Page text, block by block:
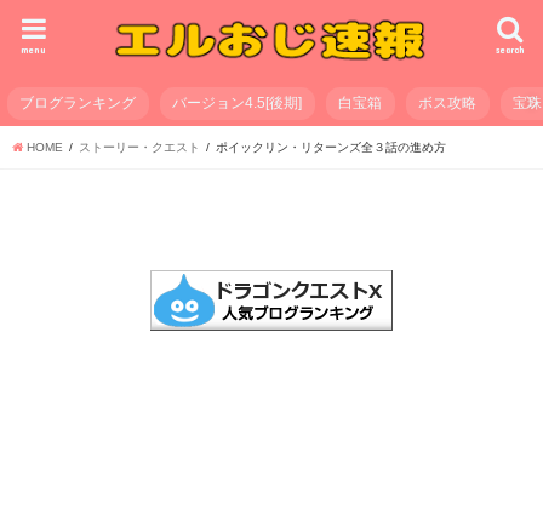
search
menu
ブログランキング バージョン4.5[後期] 白宝箱 ボス攻略 宝珠
HOME ストーリー・クエスト ポイックリン・リターンズ全３話の進め方